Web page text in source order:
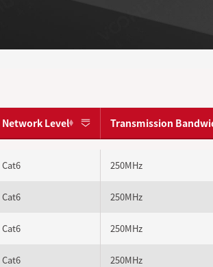
Network Level Transmission
Cat6 250MHz
Cat6 250MHz
Cat6 250MHz
Cat6 250MHz